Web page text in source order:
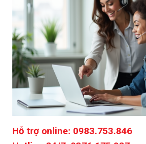
Hotline 24/7: 0376.175.987